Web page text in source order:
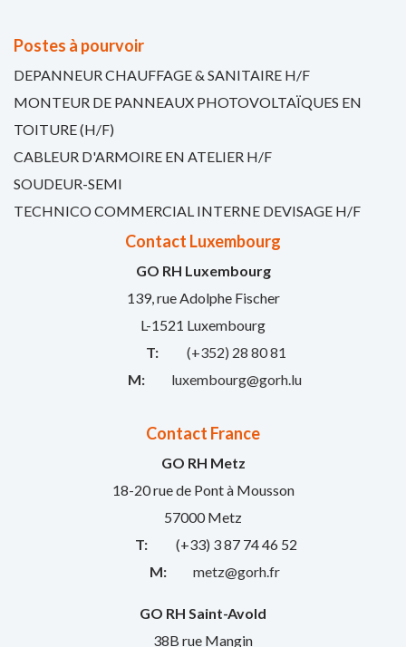
Postes à pourvoir
DEPANNEUR CHAUFFAGE & SANITAIRE H/F
MONTEUR DE PANNEAUX PHOTOVOLTAÏQUES EN
TOITURE (H/F)
CABLEUR D'ARMOIRE EN ATELIER H/F
SOUDEUR-SEMI
TECHNICO COMMERCIAL INTERNE DEVISAGE H/F
Contact Luxembourg
GO RH Luxembourg
139, rue Adolphe Fischer
L-1521 Luxembourg
T:
(+352) 28 80 81
M:
luxembourg@gorh.lu
Contact France
GO RH Metz
18-20 rue de Pont à Mousson
57000 Metz
T:
(+33) 3 87 74 46 52
M:
metz@gorh.fr
GO RH Saint-Avold
38B rue Mangin